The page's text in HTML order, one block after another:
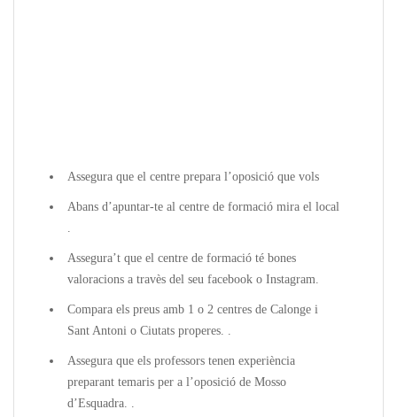
Assegura que el centre prepara l’oposició que vols
Abans d’apuntar-te al centre de formació mira el local
.
Assegura’t que el centre de formació té bones
valoracions a travès del seu facebook o Instagram.
Compara els preus amb 1 o 2 centres de Calonge i
Sant Antoni o Ciutats properes. .
Assegura que els professors tenen experiència
preparant temaris per a l’oposició de Mosso
d’Esquadra. .